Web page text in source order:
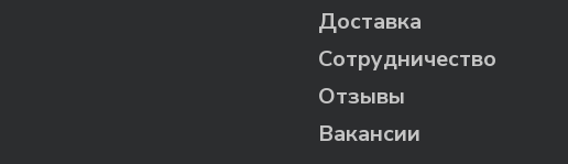
Доставка
Сотрудничество
Отзывы
Вакансии